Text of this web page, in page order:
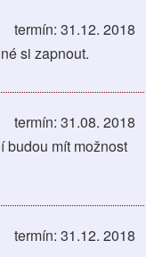
termín: 31.12. 2018
si zapnout.
termín: 31.08. 2018
budou mít možnost
termín: 31.12. 2018